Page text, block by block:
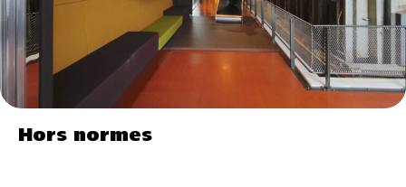
Hors normes